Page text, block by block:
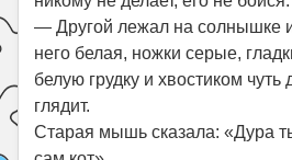
— Другой лежал на солнышке
него белая, ножки серые,
белую грудку и хвостиком чуть
глядит.
Старая мышь сказала: «Дура